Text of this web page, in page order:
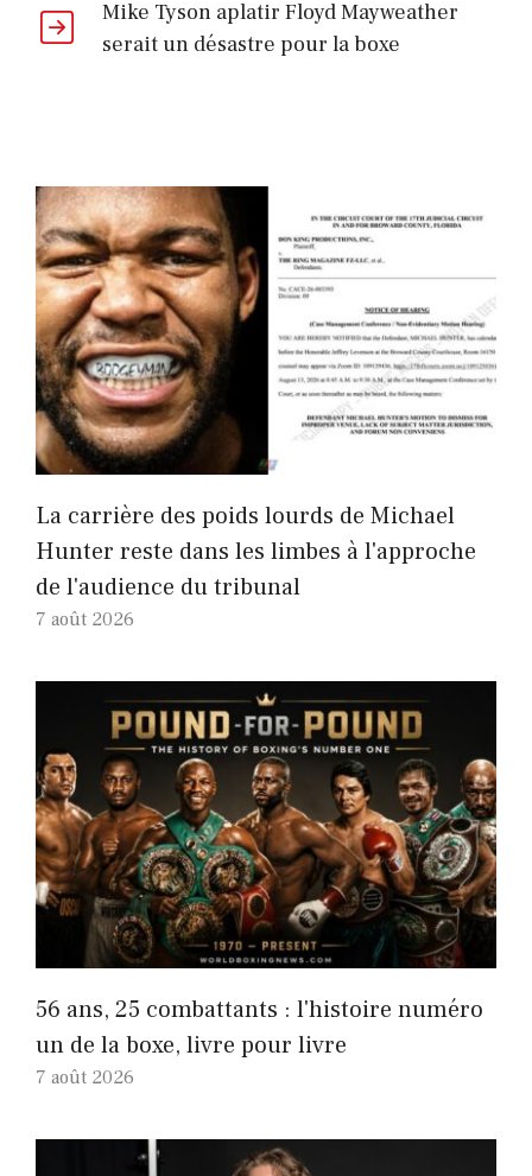
Mike Tyson aplatir Floyd Mayweather
serait un désastre pour la boxe
La carrière des poids lourds de Michael
Hunter reste dans les limbes à l'approche
de l'audience du tribunal
7 août 2026
56 ans, 25 combattants : l'histoire numéro
un de la boxe, livre pour livre
7 août 2026